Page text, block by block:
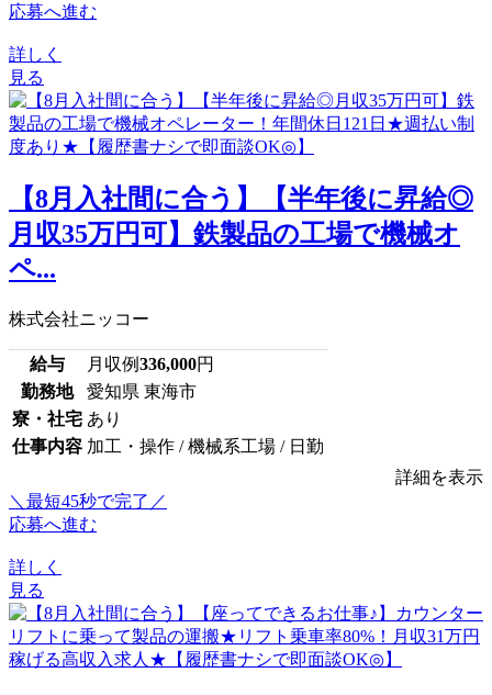
応募へ進む
詳しく
見る
【8月入社間に合う】【半年後に昇給◎
月収35万円可】鉄製品の工場で機械オ
ペ...
株式会社ニッコー
給与 月収例336,000円
勤務地
愛知県 東海市
寮・社宅 あり
仕事内容 加工・操作 / 機械系工場 / 日勤
詳細を表示
＼最短45秒で完了／
応募へ進む
詳しく
見る